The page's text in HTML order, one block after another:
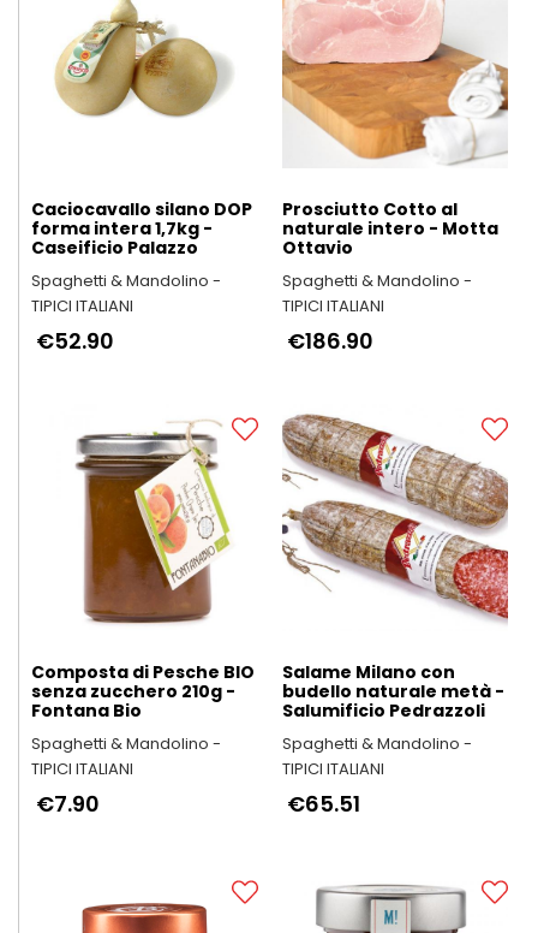
Caciocavallo silano DOP
forma intera 1,7kg -
Caseificio Palazzo
Spaghetti & Mandolino -
TIPICI ITALIANI
€52.90
Prosciutto Cotto al
naturale intero - Motta
Ottavio
Spaghetti & Mandolino -
TIPICI ITALIANI
€186.90
Composta di Pesche BIO
senza zucchero 210g -
Fontana Bio
Spaghetti & Mandolino -
TIPICI ITALIANI
€7.90
Salame Milano con
budello naturale metà -
Salumificio Pedrazzoli
Spaghetti & Mandolino -
TIPICI ITALIANI
€65.51